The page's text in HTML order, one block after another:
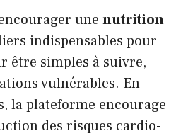
une nutrition
indispensables pour
être simples à suivre,
vulnérables. En
la plateforme encourage
des risques cardio-